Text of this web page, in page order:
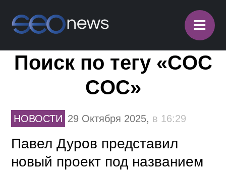
≡
Поиск по тегу «COC
COC»
НОВОСТИ 29 Октября 2025, в 16:29
Павел Дуров представил
новый проект под названием